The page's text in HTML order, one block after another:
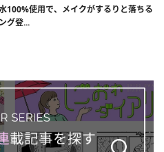
100%使用で、メイクがするりと落ちる
グ登...